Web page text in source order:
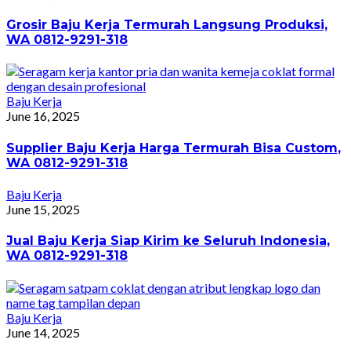
Grosir Baju Kerja Termurah Langsung Produksi,
WA 0812-9291-318
Baju Kerja
June 16, 2025
Supplier Baju Kerja Harga Termurah Bisa Custom,
WA 0812-9291-318
Baju Kerja
June 15, 2025
Jual Baju Kerja Siap Kirim ke Seluruh Indonesia,
WA 0812-9291-318
Baju Kerja
June 14, 2025